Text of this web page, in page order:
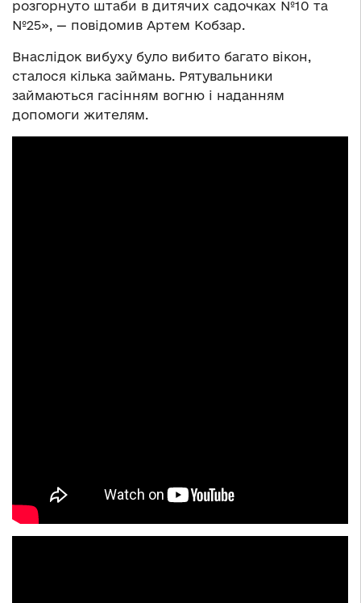
розгорнуто штаби в дитячих садочках №10 та
№25», — повідомив Артем Кобзар.
Внаслідок вибуху було вибито багато вікон,
сталося кілька займань. Рятувальники
займаються гасінням вогню і наданням
допомоги жителям.